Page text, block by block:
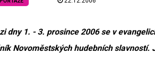
dny 1. - 3. prosince 2006 se v
Novoměstských hudebních